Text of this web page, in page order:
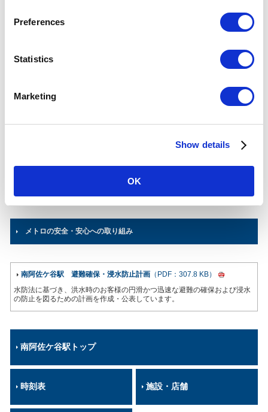
Preferences
Statistics
Marketing
Show details
OK
均)
他鉄道との直結連絡駅及び共用している駅の乗降人員は
東京メトロご利用ガイド
メトロの安全・安心への取り組み
南阿佐ケ谷駅 避難確保・浸水防止計画 （PDF：307.8 KB）
水防法に基づき、洪水時のお客様の円滑かつ迅速な避難の確保および浸水
の防止を図るための計画を作成・公表しています。
南阿佐ケ谷駅トップ
時刻表 施設・店舗